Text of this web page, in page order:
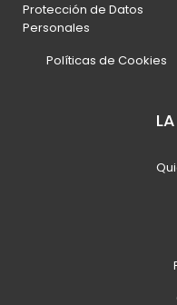
Protección de Datos
Personales
Políticas de Cookies